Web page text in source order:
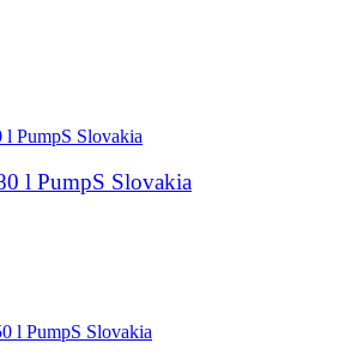
l PumpS Slovakia